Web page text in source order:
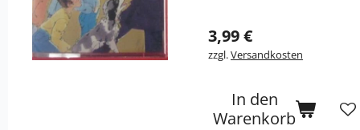
3,99 €
zzgl.Versandkosten
In den
Warenkorb